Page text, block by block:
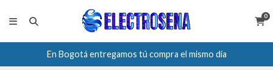
0
En Bogotá entregamos tú compra el mismo día